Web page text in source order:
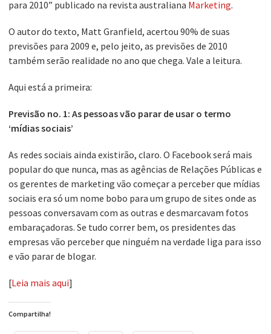
para 2010” publicado na revista australiana Marketing.
O autor do texto, Matt Granfield, acertou 90% de suas
previsões para 2009 e, pelo jeito, as previsões de 2010
também serão realidade no ano que chega. Vale a leitura.
Aqui está a primeira:
Previsão no. 1: As pessoas vão parar de usar o termo
‘mídias sociais’
As redes sociais ainda existirão, claro. O Facebook será mais
popular do que nunca, mas as agências de Relações Públicas e
os gerentes de marketing vão começar a perceber que mídias
sociais era só um nome bobo para um grupo de sites onde as
pessoas conversavam com as outras e desmarcavam fotos
embaraçadoras. Se tudo correr bem, os presidentes das
empresas vão perceber que ninguém na verdade liga para isso
e vão parar de blogar.
[Leia mais aqui]
Compartilha!